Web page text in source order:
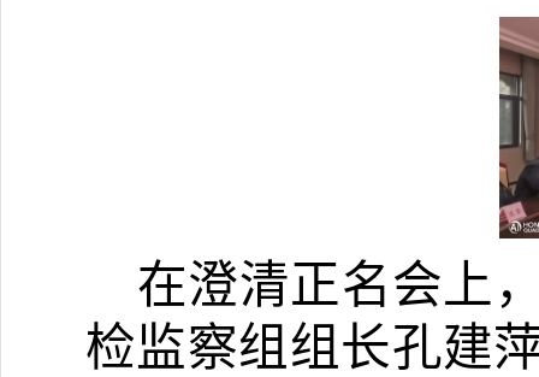
在澄清正名会上
检监察组组长孔建